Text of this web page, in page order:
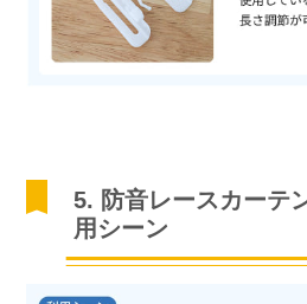
5. 防音レースカーテ
用シーン